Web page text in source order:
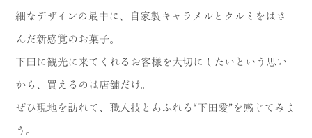
細なデザインの最中に、自家製キャラメルとクルミをはさ
んだ新感覚のお菓子。
下田に観光に来てくれるお客様を大切にしたいという思い
から、買えるのは店舗だけ。
ぜひ現地を訪れて、職人技とあふれる“下田愛”を感じてみよ
う。